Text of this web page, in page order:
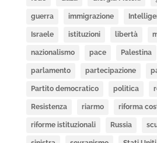
guerra immigrazione
Israele istituzioni libertà
nazionalismo pace Palestina
parlamento partecipazione
Partito democratico politica
Resistenza riarmo riforma
riforme istituzionali Russia